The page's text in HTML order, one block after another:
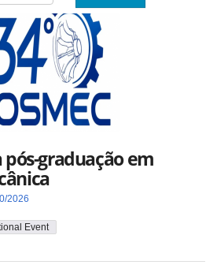
pós-graduação em
2026
Event